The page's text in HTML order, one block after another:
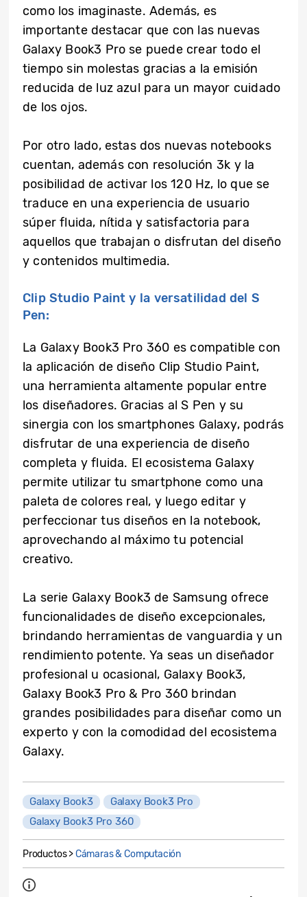
como los imaginaste. Además, es
importante destacar que con las nuevas
Galaxy Book3 Pro se puede crear todo el
tiempo sin molestas gracias a la emisión
reducida de luz azul para un mayor cuidado
de los ojos.
Por otro lado, estas dos nuevas notebooks
cuentan, además con resolución 3k y la
posibilidad de activar los 120 Hz, lo que se
traduce en una experiencia de usuario
súper fluida, nítida y satisfactoria para
aquellos que trabajan o disfrutan del diseño
y contenidos multimedia.
Clip Studio Paint y la versatilidad del S
Pen:
La Galaxy Book3 Pro 360 es compatible con
la aplicación de diseño Clip Studio Paint,
una herramienta altamente popular entre
los diseñadores. Gracias al S Pen y su
sinergia con los smartphones Galaxy, podrás
disfrutar de una experiencia de diseño
completa y fluida. El ecosistema Galaxy
permite utilizar tu smartphone como una
paleta de colores real, y luego editar y
perfeccionar tus diseños en la notebook,
aprovechando al máximo tu potencial
creativo.
La serie Galaxy Book3 de Samsung ofrece
funcionalidades de diseño excepcionales,
brindando herramientas de vanguardia y un
rendimiento potente. Ya seas un diseñador
profesional u ocasional, Galaxy Book3,
Galaxy Book3 Pro & Pro 360 brindan
grandes posibilidades para diseñar como un
experto y con la comodidad del ecosistema
Galaxy.
Galaxy Book3
Galaxy Book3 Pro
Galaxy Book3 Pro 360
Productos >Cámaras & Computación